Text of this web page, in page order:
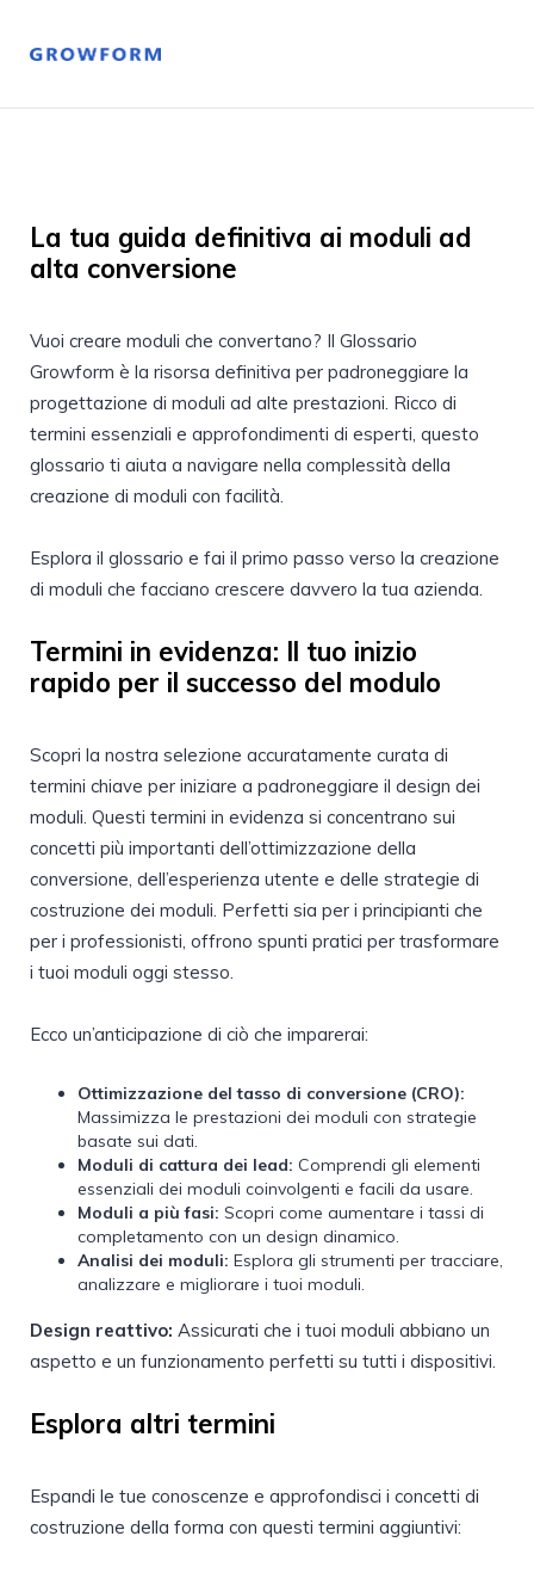
La tua guida definitiva ai moduli ad
alta conversione
Vuoi creare moduli che convertano? Il Glossario
Growform è la risorsa definitiva per padroneggiare la
progettazione di moduli ad alte prestazioni. Ricco di
termini essenziali e approfondimenti di esperti, questo
glossario ti aiuta a navigare nella complessità della
creazione di moduli con facilità.
Esplora il glossario e fai il primo passo verso la creazione
di moduli che facciano crescere davvero la tua azienda.
Termini in evidenza: Il tuo inizio
rapido per il successo del modulo
Scopri la nostra selezione accuratamente curata di
termini chiave per iniziare a padroneggiare il design dei
moduli. Questi termini in evidenza si concentrano sui
concetti più importanti dell’ottimizzazione della
conversione, dell’esperienza utente e delle strategie di
costruzione dei moduli. Perfetti sia per i principianti che
per i professionisti, offrono spunti pratici per trasformare
i tuoi moduli oggi stesso.
Ecco un’anticipazione di ciò che imparerai:
Ottimizzazione del tasso di conversione (CRO):
Massimizza le prestazioni dei moduli con strategie
basate sui dati.
Moduli di cattura dei lead: Comprendi gli elementi
essenziali dei moduli coinvolgenti e facili da usare.
Moduli a più fasi: Scopri come aumentare i tassi di
completamento con un design dinamico.
Analisi dei moduli: Esplora gli strumenti per tracciare,
analizzare e migliorare i tuoi moduli.
Design reattivo: Assicurati che i tuoi moduli abbiano un
aspetto e un funzionamento perfetti su tutti i dispositivi.
Esplora altri termini
Espandi le tue conoscenze e approfondisci i concetti di
costruzione della forma con questi termini aggiuntivi: